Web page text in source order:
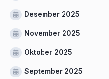
Desember 2025
November 2025
Oktober 2025
September 2025